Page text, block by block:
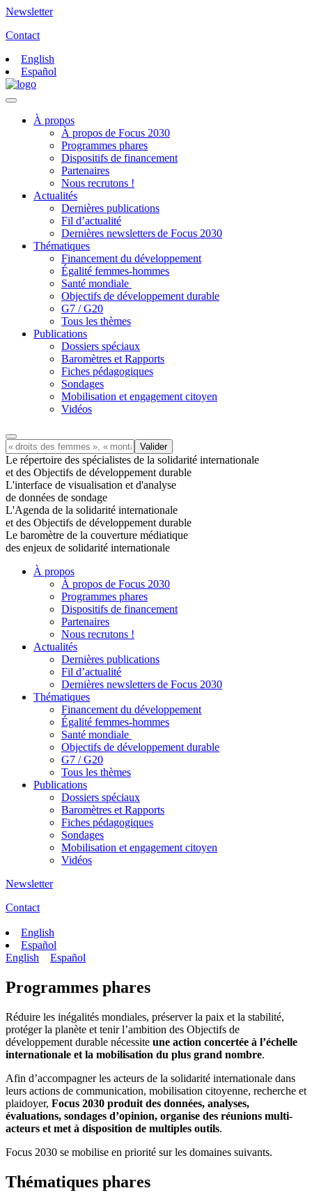
Newsletter
Contact
English
Español
À propos
À propos de Focus 2030
Programmes phares
Dispositifs de financement
Partenaires
Nous recrutons !
Actualités
Dernières publications
Fil d’actualité
Dernières newsletters de Focus 2030
Thématiques
Financement du développement
Égalité femmes-hommes
Santé mondiale
Objectifs de développement durable
G7 / G20
Tous les thèmes
Publications
Dossiers spéciaux
Baromètres et Rapports
Fiches pédagogiques
Sondages
Mobilisation et engagement citoyen
Vidéos
Le répertoire des spécialistes de la solidarité internationale
et des Objectifs de développement durable
L'interface de visualisation et d'analyse
de données de sondage
L'Agenda de la solidarité internationale
et des Objectifs de développement durable
Le baromètre de la couverture médiatique
des enjeux de solidarité internationale
À propos
À propos de Focus 2030
Programmes phares
Dispositifs de financement
Partenaires
Nous recrutons !
Actualités
Dernières publications
Fil d’actualité
Dernières newsletters de Focus 2030
Thématiques
Financement du développement
Égalité femmes-hommes
Santé mondiale
Objectifs de développement durable
G7 / G20
Tous les thèmes
Publications
Dossiers spéciaux
Baromètres et Rapports
Fiches pédagogiques
Sondages
Mobilisation et engagement citoyen
Vidéos
Newsletter
Contact
English
Español
English
Español
Programmes phares
Réduire les inégalités mondiales, préserver la paix et la stabilité,
protéger la planète et tenir l’ambition des Objectifs de
développement durable nécessite une action concertée à l’échelle
internationale et la mobilisation du plus grand nombre.
Afin d’accompagner les acteurs de la solidarité internationale dans
leurs actions de communication, mobilisation citoyenne, recherche et
plaidoyer, Focus 2030 produit des données, analyses,
évaluations, sondages d’opinion, organise des réunions multi-
acteurs et met à disposition de multiples outils.
Focus 2030 se mobilise en priorité sur les domaines suivants.
Thématiques phares